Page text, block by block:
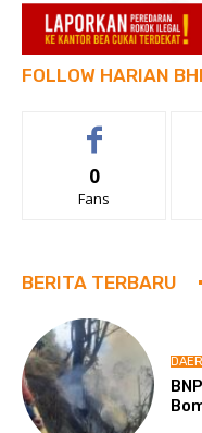
FOLLOW HARIAN
0
Fans
BERITA TERBARU